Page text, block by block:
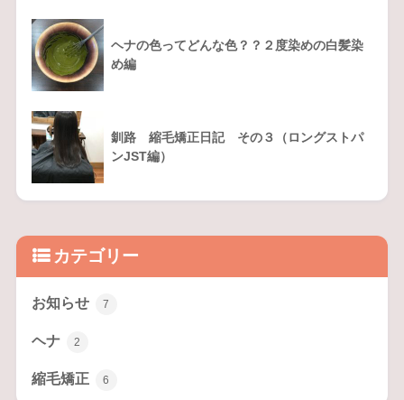
ヘナの色ってどんな色？？２度染めの白髪染
め編
釧路 縮毛矯正日記 その３（ロングストパ
ンJST編）
カテゴリー
お知らせ 7
ヘナ 2
縮毛矯正 6